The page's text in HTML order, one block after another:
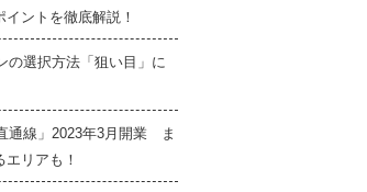
のご締結
ての物件探し
ントを徹底解説！
の選択方法「狙い目」に
通線」2023年3月開業 ま
リアも！